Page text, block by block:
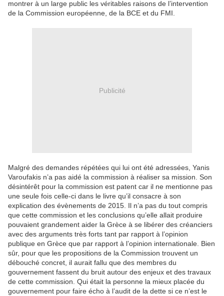
montrer à un large public les véritables raisons de l’intervention
de la Commission européenne, de la BCE et du FMI.
Publicité
Malgré des demandes répétées qui lui ont été adressées, Yanis
Varoufakis n’a pas aidé la commission à réaliser sa mission. Son
désintérêt pour la commission est patent car il ne mentionne pas
une seule fois celle-ci dans le livre qu’il consacre à son
explication des évènements de 2015. Il n’a pas du tout compris
que cette commission et les conclusions qu’elle allait produire
pouvaient grandement aider la Grèce à se libérer des créanciers
avec des arguments très forts tant par rapport à l’opinion
publique en Grèce que par rapport à l’opinion internationale. Bien
sûr, pour que les propositions de la Commission trouvent un
débouché concret, il aurait fallu que des membres du
gouvernement fassent du bruit autour des enjeux et des travaux
de cette commission. Qui était la personne la mieux placée du
gouvernement pour faire écho à l’audit de la dette si ce n’est le